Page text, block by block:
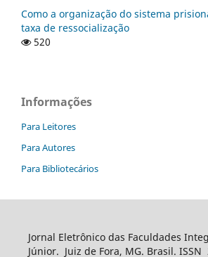
Como a organização do sistema
taxa de ressocialização
520
Informações
Para Leitores
Para Autores
Para Bibliotecários
Jornal Eletrônico das Faculdades
Júnior. Juiz de Fora, MG. Brasil. ISSN